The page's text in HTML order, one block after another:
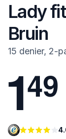
Lady
Bruin
15 denier, 2-
149